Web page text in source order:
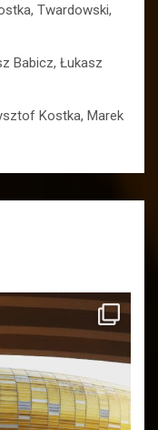
Twardowski,
Babicz, Łukasz
Kostka, Marek